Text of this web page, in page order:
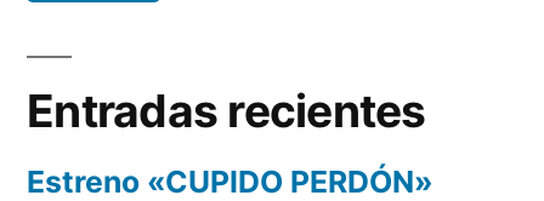
Entradas recientes
Estreno «CUPIDO PERDÓN»